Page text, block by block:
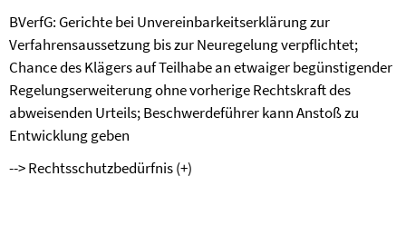
BVerfG: Gerichte bei Unvereinbarkeitserklärung zur
Verfahrensaussetzung bis zur Neuregelung verpflichtet;
Chance des Klägers auf Teilhabe an etwaiger begünstigender
Regelungserweiterung ohne vorherige Rechtskraft des
abweisenden Urteils; Beschwerdeführer kann Anstoß zu
Entwicklung geben
--> Rechtsschutzbedürfnis (+)